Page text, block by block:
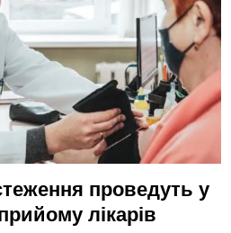
проведуть у
лікарів